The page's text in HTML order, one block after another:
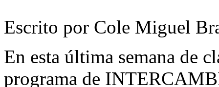
Escrito por Cole Miguel
En esta última semana de
programa de